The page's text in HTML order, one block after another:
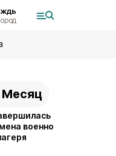
Месяц
военно